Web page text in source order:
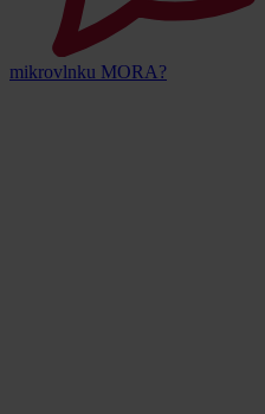
mikrovlnku MORA?